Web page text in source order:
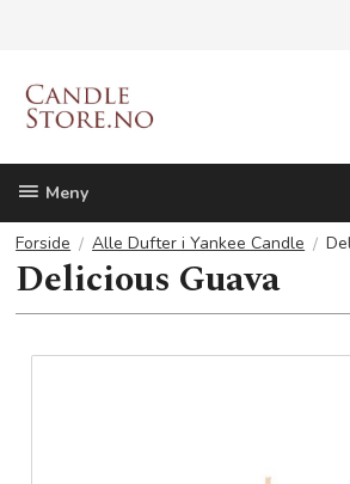
Meny
Forside Alle Dufter i Yankee Candle
Delicious Guava